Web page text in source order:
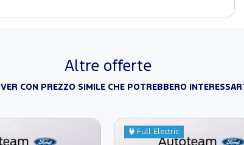
Altre offerte
CON PREZZO SIMILE CHE POTREBBERO
Full Electric